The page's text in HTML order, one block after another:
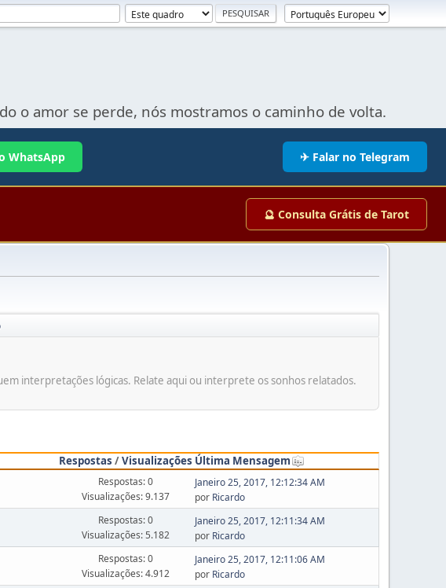
o amor se perde, nós mostramos o caminho de volta.
WhatsApp ✈ Falar no Telegram
🔮 Consulta Grátis de Tarot
interpretações lógicas. Relate aqui ou interprete os sonhos relatados.
Respostas /Visualizações Última Mensagem
Respostas: 0
Visualizações: 9.137
Janeiro 25, 2017, 12:12:34 AM
por Ricardo
Respostas: 0
Visualizações: 5.182
Janeiro 25, 2017, 12:11:34 AM
por Ricardo
Respostas: 0
Visualizações: 4.912
Janeiro 25, 2017, 12:11:06 AM
por Ricardo